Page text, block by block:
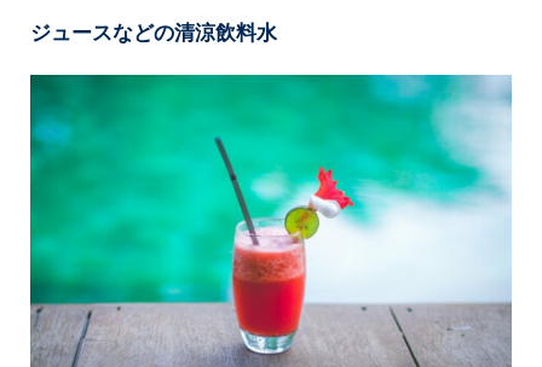
ジュースなどの清涼飲料水